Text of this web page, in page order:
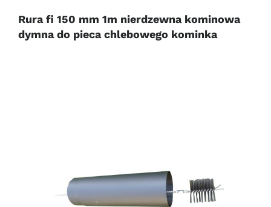
Rura fi 150 mm 1m nierdzewna kominowa
dymna do pieca chlebowego kominka